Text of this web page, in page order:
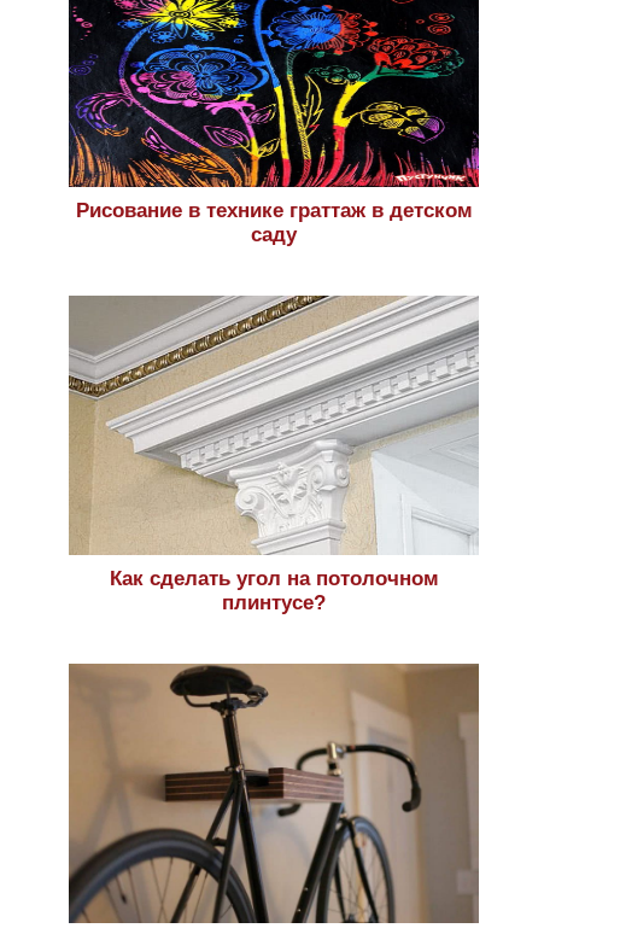
Рисование в технике граттаж в детском
саду
Как сделать угол на потолочном
плинтусе?